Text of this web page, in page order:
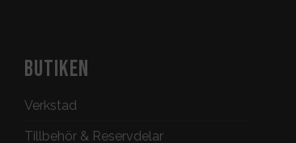
BUTIKEN
Verkstad
Tillbehör & Reservdelar